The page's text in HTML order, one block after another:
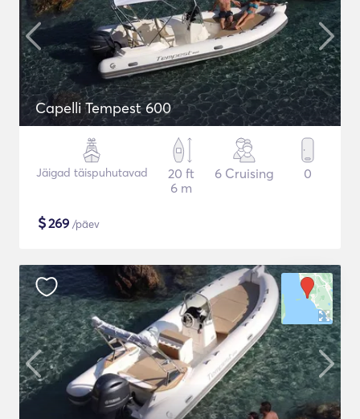
Capelli Tempest 600
Jäigad täispuhutavad
20 ft
6 m
6 Cruising 0
$269 /päev